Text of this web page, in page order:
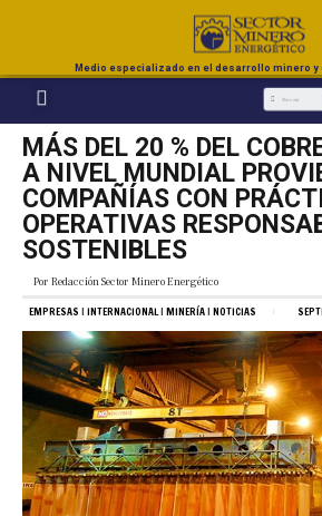
Medio especializado en el desarrollo minero y
MÁS DEL 20 % DEL
A NIVEL MUNDIAL
COMPAÑÍAS CON
OPERATIVAS
SOSTENIBLES
Por Redacción Sector Minero Energético
EMPRESAS | INTERNACIONAL| MINERÍA| NOTICIAS